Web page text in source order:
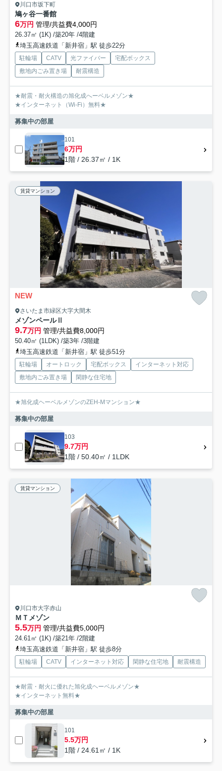
川口市坂下町
鳩ヶ谷一番館
6万円 管理/共益費4,000円
26.37㎡ (1K) /築20年 /4階建
埼玉高速鉄道「新井宿」駅 徒歩22分
駐輪場 CATV 光ファイバー
宅配ボックス
敷地内ごみ置き場
耐震構造
★耐震・耐火構造の旭化成へーベルメゾン★
★インターネット（Wi-Fi）無料★
募集中の部屋
101
6万円
1階 / 26.37㎡ / 1K
賃貸マンション
NEW
さいたま市緑区大字大間木
メゾンペールⅡ
9.7万円 管理/共益費8,000円
50.40㎡ (1LDK) /築3年 /3階建
埼玉高速鉄道「新井宿」駅 徒歩51分
駐輪場 オートロック 宅配ボックス
インターネット対応
敷地内ごみ置き場
閑静な住宅地
★旭化成ヘーベルメゾンのZEH-Mマンション★
募集中の部屋
103
9.7万円
1階 / 50.40㎡ / 1LDK
賃貸マンション
川口市大字赤山
ＭＴメゾン
5.5万円 管理/共益費5,000円
24.61㎡ (1K) /築21年 /2階建
埼玉高速鉄道「新井宿」駅 徒歩8分
駐輪場 CATV インターネット対応 閑静な住宅地 耐震構造
★耐震・耐火に優れた旭化成ヘーベルメゾン★
★インターネット無料★
募集中の部屋
101
5.5万円
1階 / 24.61㎡ / 1K